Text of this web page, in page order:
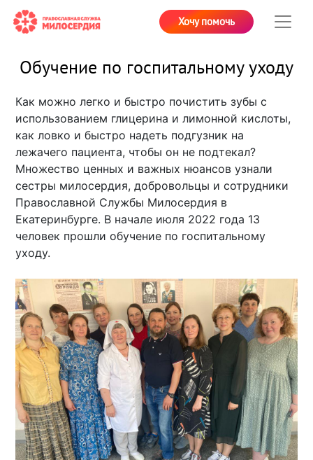
Хочу помочь
Обучение по госпитальному уходу
Как можно легко и быстро почистить зубы с
использованием глицерина и лимонной кислоты,
как ловко и быстро надеть подгузник на
лежачего пациента, чтобы он не подтекал?
Множество ценных и важных нюансов узнали
сестры милосердия, добровольцы и сотрудники
Православной Службы Милосердия в
Екатеринбурге. В начале июля 2022 года 13
человек прошли обучение по госпитальному
уходу.